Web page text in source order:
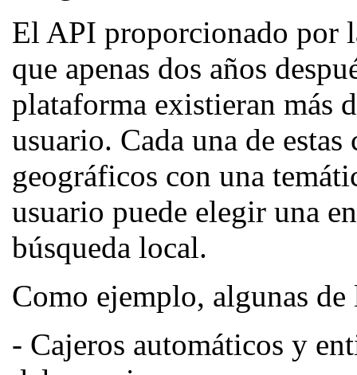
El API proporcionado por
que apenas dos años
plataforma existieran más
usuario. Cada una de
geográficos con una
usuario puede elegir una
búsqueda local.
Como ejemplo, algunas
- Cajeros automáticos y